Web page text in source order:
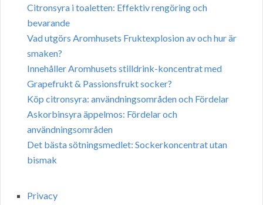
Citronsyra i toaletten: Effektiv rengöring och
bevarande
Vad utgörs Aromhusets Fruktexplosion av och hur är
smaken?
Innehåller Aromhusets stilldrink-koncentrat med
Grapefrukt & Passionsfrukt socker?
Köp citronsyra: användningsområden och Fördelar
Askorbinsyra äppelmos: Fördelar och
användningsområden
Det bästa sötningsmedlet: Sockerkoncentrat utan
bismak
Privacy